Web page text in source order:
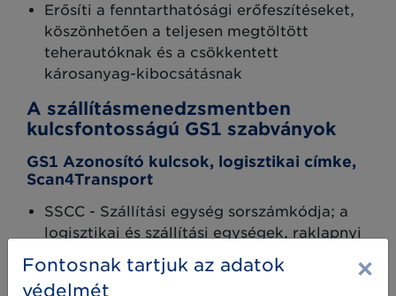
Erősíti a fenntarthatósági erőfeszítéseket,
köszönhetően a teljesen megtöltött
teherautóknak és a csökkentett
károsanyag-kibocsátásnak
A szállításmenedzsmentben
kulcsfontosságú GS1 szabványok
GS1 Azonosító kulcsok, logisztikai címke,
Scan4Transport
SSCC - Szállítási egység sorszámkódja; a
logisztikai és szállítási egységek, raklapnyi
áru, kiszállításra kerülő csomag
azonosítására
Fontosnak tartjuk az adatok
védelmét
×